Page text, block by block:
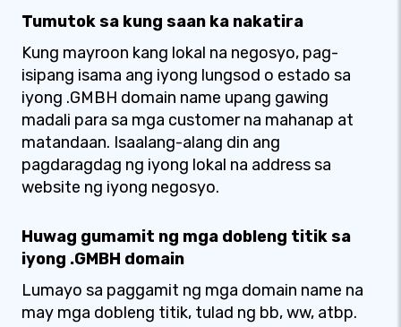
Tumutok sa kung saan ka nakatira
Kung mayroon kang lokal na negosyo, pag-
isipang isama ang iyong lungsod o estado sa
iyong .GMBH domain name upang gawing
madali para sa mga customer na mahanap at
matandaan. Isaalang-alang din ang
pagdaragdag ng iyong lokal na address sa
website ng iyong negosyo.
Huwag gumamit ng mga dobleng titik sa
iyong .GMBH domain
Lumayo sa paggamit ng mga domain name na
may mga dobleng titik, tulad ng bb, ww, atbp.